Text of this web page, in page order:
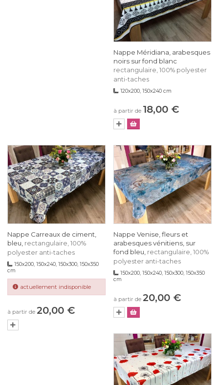
Nappe Méridiana, arabesques
noirs sur fond blanc
rectangulaire, 100% polyester
anti-taches
120x200, 150x240 cm
à partir de 18,00 €
Nappe Carreaux de ciment,
bleu, rectangulaire, 100%
polyester anti-taches
150x200, 150x240, 150x300, 150x350
cm
actuellement indisponible
à partir de 20,00 €
Nappe Venise, fleurs et
arabesques vénitiens, sur
fond bleu, rectangulaire, 100%
polyester anti-taches
150x200, 150x240, 150x300, 150x350
cm
à partir de 20,00 €